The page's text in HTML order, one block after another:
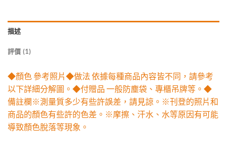
描述
評價 (1)
◆顏色 參考照片◆做法 依據每種商品內容皆不同，請參考
以下詳細分解圖。◆付贈品 一般防塵袋、專櫃吊牌等。◆
備註欄※測量質多少有些許誤差，請見諒。※刊登的照片和
商品的顏色有些許的色差。※摩擦、汗水、水等原因有可能
導致顏色脫落等現象。